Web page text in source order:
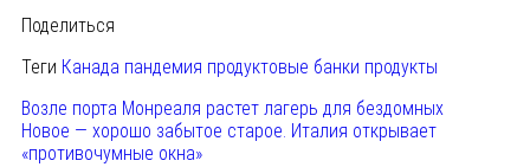
Поделиться
Теги Канада пандемия продуктовые банки продукты
Возле порта Монреаля растет лагерь для бездомных
Новое — хорошо забытое старое. Италия открывает
«противочумные окна»